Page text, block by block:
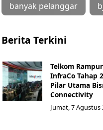
banyak pelanggar
Berita Terkini
Telkom
InfraCo Tahap
Pilar Utama
Connectivity
Jumat, 7 Agustus